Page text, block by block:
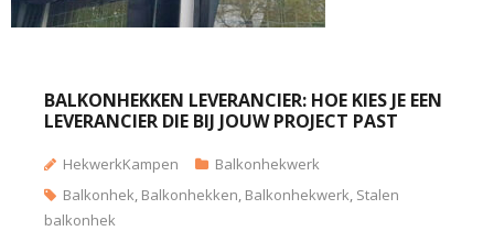
BALKONHEKKEN LEVERANCIER: HOE KIES JE EEN
LEVERANCIER DIE BIJ JOUW PROJECT PAST
HekwerkKampen
Balkonhekwerk
Balkonhek, Balkonhekken, Balkonhekwerk, Stalen
balkonhek